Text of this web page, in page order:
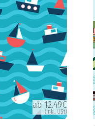
ab 12.49€
(inkl. USt)